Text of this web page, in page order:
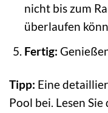
nicht bis zum
überlaufen
Fertig:
Tipp: Eine
Pool bei. Lesen